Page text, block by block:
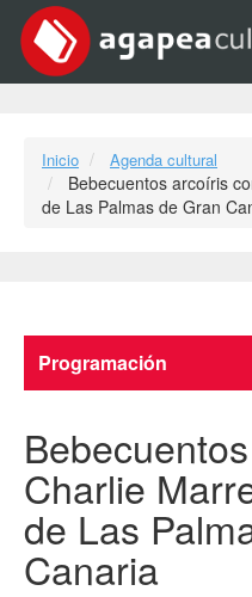
Inicio Agenda cultural
Bebecuentos arcoíris
de Las Palmas de Gran
Programación
Charlie
de Las
Canaria